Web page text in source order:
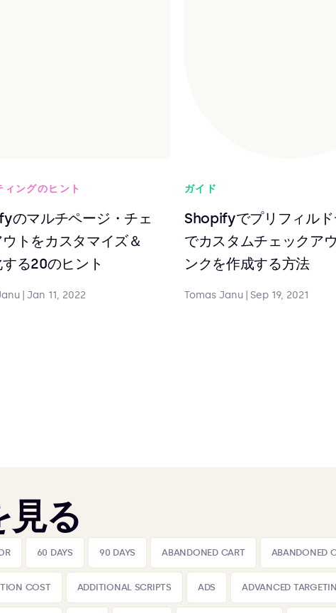
ィングのヒント
のマルチページ・チェ
ウトをカスタマイズ＆
る20のヒント
Jan 11, 2022
ガイド
Shopifyでプリフィルド
でカスタムチェックア
ンクを作成する方法
Tomas Janu Sep 19, 2021
る
60 DAYS 90 DAYS ABANDONED CART ABANDONED
COST ADDITIONAL SCRIPTS ADS ADVANCED